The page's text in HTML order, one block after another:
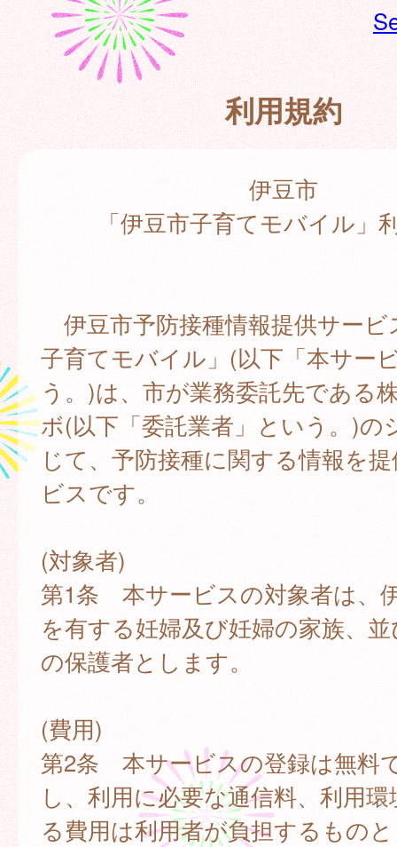
利用規約
伊豆市
「伊豆市子育てモバイル」
伊豆市予防接種情報提供サービ
子育てモバイル」(以下「本サー
う。)は、市が業務委託先である
ボ(以下「委託業者」という。)の
じて、予防接種に関する情報を
ビスです。
(対象者)
第1条 本サービスの対象者は、
を有する妊婦及び妊婦の家族、
の保護者とします。
(費用)
第2条 本サービスの登録は無料
し、利用に必要な通信料、利用
る費用は利用者が負担するもの